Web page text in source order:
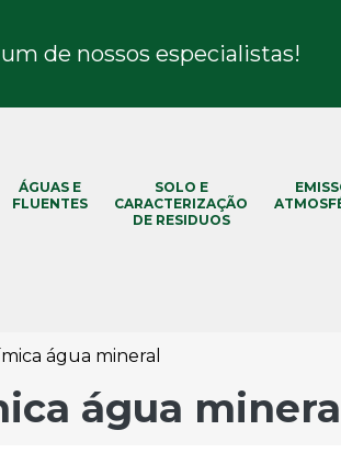
de nossos especialistas!
ÁGUAS E
FLUENTES
SOLO E
CARACTERIZAÇÃO
DE RESIDUOS
água mineral
água